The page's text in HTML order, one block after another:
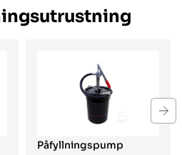
Påfyllningspump